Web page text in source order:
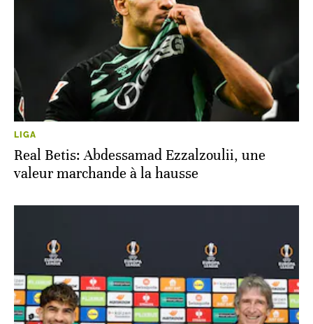
LIGA
Real Betis: Abdessamad Ezzalzoulii, une
valeur marchande à la hausse